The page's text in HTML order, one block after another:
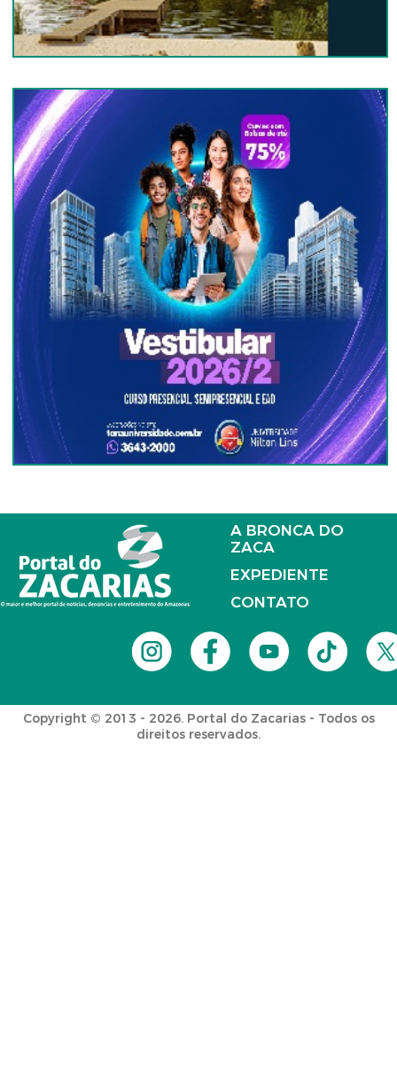
A BRONCA DO
ZACA
EXPEDIENTE
CONTATO
Copyright © 2013 - 2026. Portal do Zacarias - Todos os
direitos reservados.